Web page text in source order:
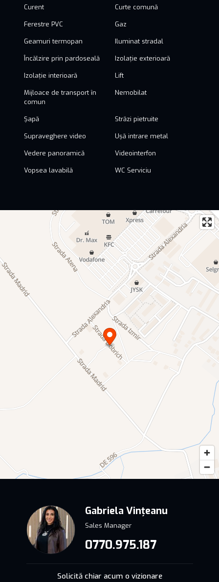
Curent Curte comună
Ferestre PVC Gaz
Geamuri termopan Iluminat stradal
Încălzire prin pardoseală Izolație exterioară
Izolație interioară Lift
Mijloace de transport în
comun
Nemobilat
Șapă Străzi pietruite
Supraveghere video Ușă intrare metal
Vedere panoramică Videointerfon
Vopsea lavabilă WC Serviciu
Gabriela Vințeanu
Sales Manager
0770.975.187
Solicită chiar acum o vizionare